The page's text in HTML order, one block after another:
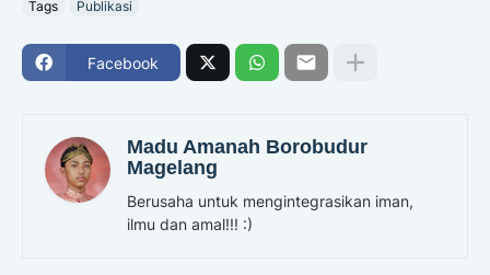
Tags Publikasi
Facebook
Madu Amanah Borobudur
Magelang
Berusaha untuk mengintegrasikan iman,
ilmu dan amal!!! :)